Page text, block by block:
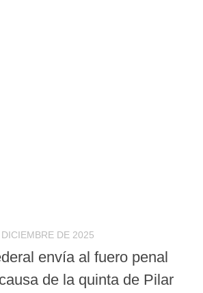
DE 2025
envía al fuero penal
de la quinta de Pilar